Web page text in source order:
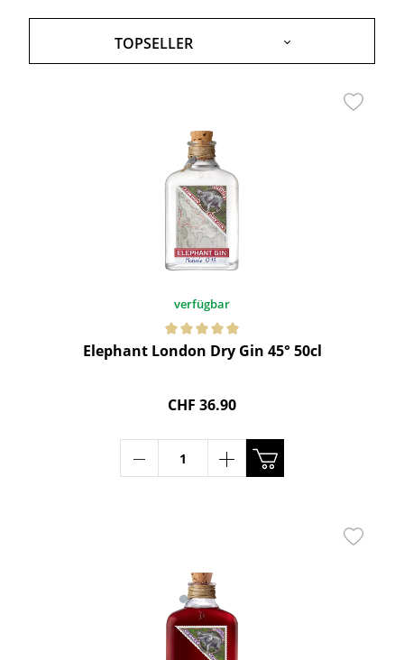
verfügbar
Elephant London Dry Gin 45° 50cl
CHF 36.90